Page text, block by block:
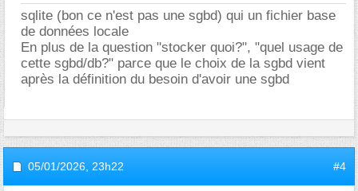
sqlite (bon ce n'est pas une sgbd) qui un fichier base
de données locale
En plus de la question "stocker quoi?", "quel usage de
cette sgbd/db?" parce que le choix de la sgbd vient
après la définition du besoin d'avoir une sgbd
05/01/2026, 23h22 #4